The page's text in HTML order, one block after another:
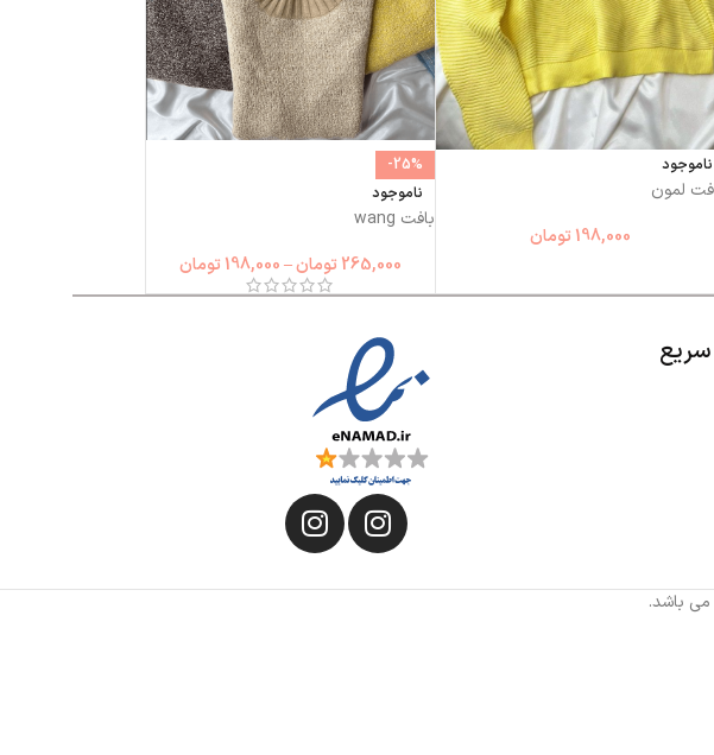
ناموجود
لمون
198,000 تومان
-25%
ناموجود
بافت wang
265,000 تومان–
198,000 تومان
باشد.